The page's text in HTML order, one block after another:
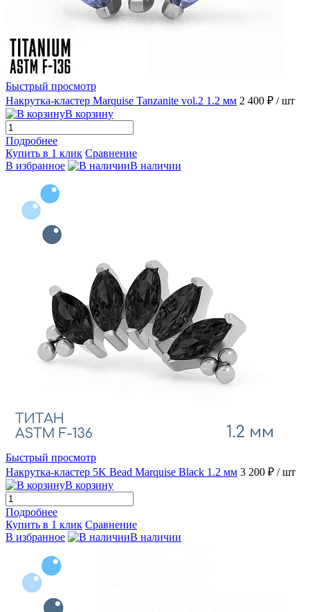
Быстрый просмотр
Накрутка-кластер Marquise Tanzanite vol.2 1.2 мм 2 400 ₽ / шт
В корзину
Подробнее
Купить в 1 клик Сравнение
В избранное
В наличии
Быстрый просмотр
Накрутка-кластер 5K Bead Marquise Black 1.2 мм 3 200 ₽ / шт
В корзину
Подробнее
Купить в 1 клик Сравнение
В избранное
В наличии